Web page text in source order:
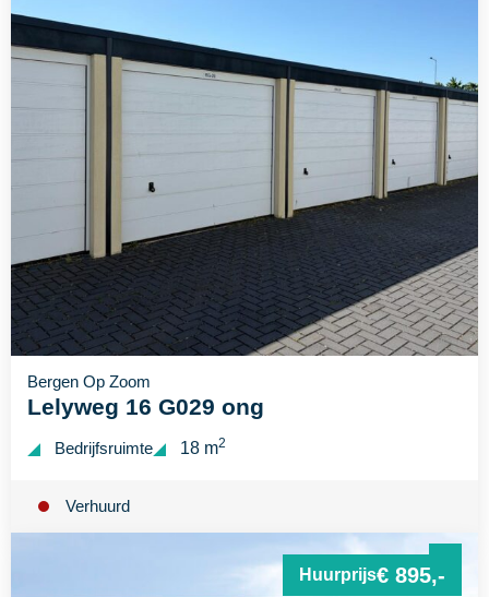
Bergen Op Zoom
Lelyweg 16 G029 ong
Bedrijfsruimte 18 m2
Verhuurd
Huurprijs€ 895,-